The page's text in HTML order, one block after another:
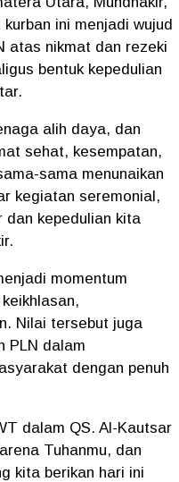
ini menjadi wujud
atas nikmat dan rezeki
bentuk kepedulian
alih daya, dan
sehat, kesempatan,
sama menunaikan
kegiatan seremonial,
dan kepedulian kita
momentum
Nilai tersebut juga
PLN dalam
dengan penuh
dalam QS. Al-Kautsar
Tuhanmu, dan
kita berikan hari ini